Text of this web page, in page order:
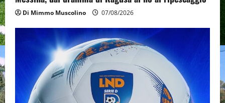
Di Mimmo Muscolino 07/08/2026